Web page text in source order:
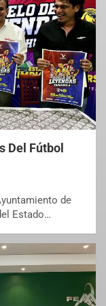
Del Fútbol
de
Estado…